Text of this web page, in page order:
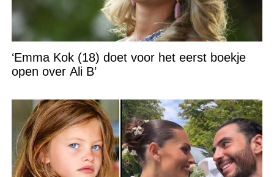
‘Emma Kok (18) doet voor het eerst boekje
open over Ali B’